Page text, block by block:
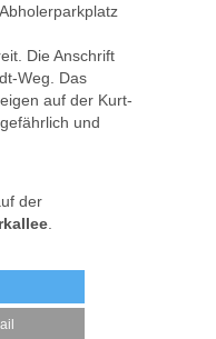
Die Anschrift
Weg. Das
auf der Kurt-
und
der
.